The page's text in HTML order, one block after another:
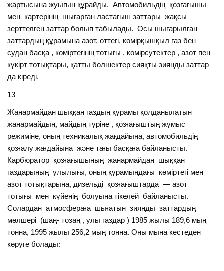
жартысына жуығын құрайды. Автомобильдің қозғағышы
мен картерінің шығарған ластағыш заттары жақсы
зерттелген заттар болып табылады. Осы шығарылған
заттардың құрамына азот, оттегі, көмірқышқыл газ бен
судан басқа , көміртегінің тотығы , көмірсутектер , азот пен
күкірт тотықтары, қатты бөлшектер сияқты зиянды заттар
да кіреді.
13
Жанармайдан шыққан газдың құрамы қолданылатын
жанармайдың, майдың түріне , қозғағыштың жұмыс
режиміне, оның техникалық жағдайына, автомобильдің
қозғалу жағдайына және тағы басқаға байланысты.
Карбюратор қозғағышының жанармайдан шыққан
газдарының улылығы, оның құрамындағы көміртегі мен
азот тотықтарына, дизельді қозғағыштарда — азот
тотығы мен күйенің болуына тікелей байланысты.
Солардан атмосфераға шығатын зиянды заттардың
мөлшері (шаң- тозаң , улы газдар ) 1985 жылы 189,6 мың
тонна, 1995 жылы 256,2 мың тонна. Оны мына кестеден
көруге болады: